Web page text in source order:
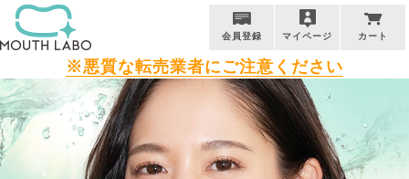
会員登録 マイページ カート
※悪質な転売業者にご注意ください